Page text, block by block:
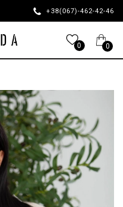
+38(067)-462-42-46
0 0